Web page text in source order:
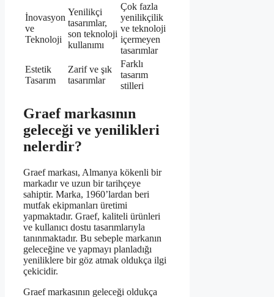
İnovasyon
ve
Teknoloji
Yenilikçi
tasarımlar,
son teknoloji
kullanımı
Çok fazla
yenilikçilik
ve teknoloji
içermeyen
tasarımlar
Estetik
Tasarım
Zarif ve şık
tasarımlar
Farklı
tasarım
stilleri
Graef markasının
geleceği ve yenilikleri
nelerdir?
Graef markası, Almanya kökenli bir
markadır ve uzun bir tarihçeye
sahiptir. Marka, 1960’lardan beri
mutfak ekipmanları üretimi
yapmaktadır. Graef, kaliteli ürünleri
ve kullanıcı dostu tasarımlarıyla
tanınmaktadır. Bu sebeple markanın
geleceğine ve yapmayı planladığı
yeniliklere bir göz atmak oldukça ilgi
çekicidir.
Graef markasının geleceği oldukça